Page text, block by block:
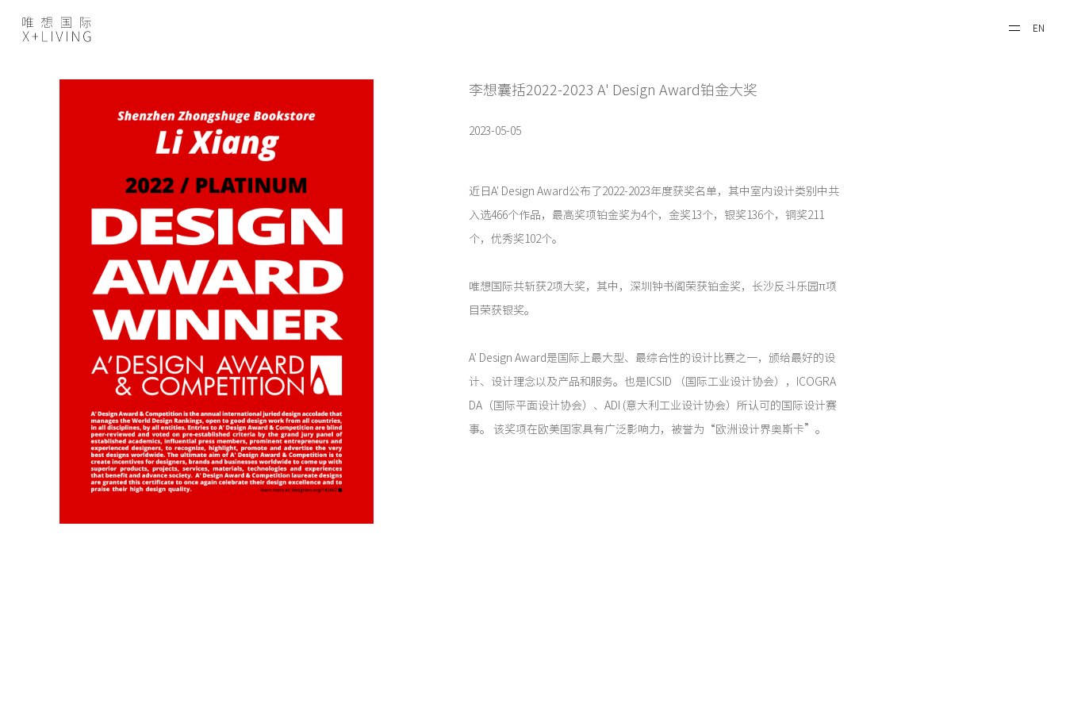
EN
李想囊括2022-2023 A' Design Award铂金大奖
2023-05-05
近日A' Design Award公布了2022-2023年度获奖名单，其中室内设计类别中共
入选466个作品，最高奖项铂金奖为4个，金奖13个，银奖136个，铜奖211
个，优秀奖102个。
唯想国际共斩获2项大奖，其中，深圳钟书阁荣获铂金奖，长沙反斗乐园π项
目荣获银奖。
A' Design Award是国际上最大型、最综合性的设计比赛之一，颁给最好的设
计、设计理念以及产品和服务。也是ICSID （国际工业设计协会），ICOGRA
DA（国际平面设计协会）、ADI (意大利工业设计协会）所认可的国际设计赛
事。 该奖项在欧美国家具有广泛影响力，被誉为“欧洲设计界奥斯卡”。